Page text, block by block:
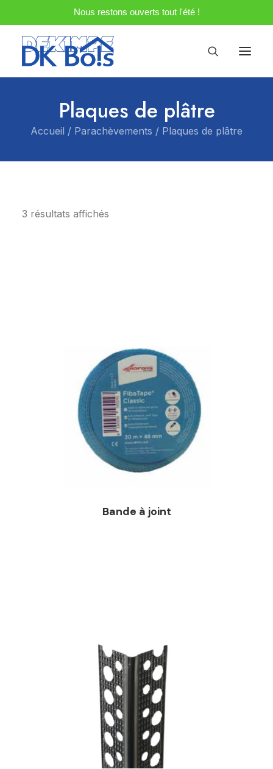
Nous restons ouverts tout l'été !
Demandez un devis
Plaques de plâtre
Accueil Parachèvements Plaques de plâtre
3 résultats affichés
Bande à joint